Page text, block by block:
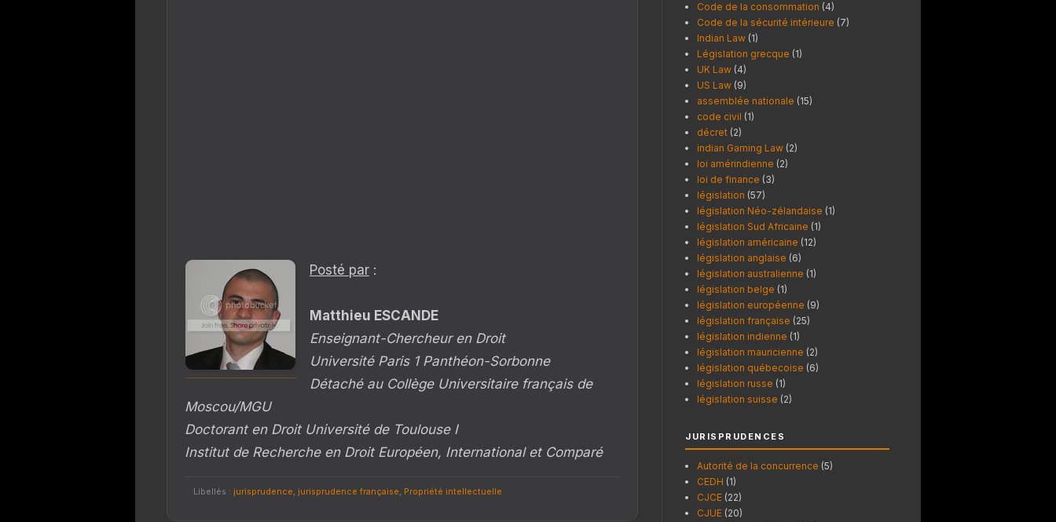
Posté par :
Matthieu ESCANDE
Enseignant-Chercheur en Droit
Université Paris 1 Panthéon-Sorbonne
Détaché au Collège Universitaire français de
Moscou/MGU
Doctorant en Droit Université de Toulouse I
Institut de Recherche en Droit Européen, International et Comparé
Libellés : jurisprudence, jurisprudence française, Propriété intellectuelle
Code de la consommation (4)
Code de la sécurité intérieure (7)
Indian Law (1)
Législation grecque (1)
UK Law (4)
US Law (9)
assemblée nationale (15)
code civil (1)
décret (2)
indian Gaming Law (2)
loi amérindienne (2)
loi de finance (3)
législation (57)
législation Néo-zélandaise (1)
législation Sud Africaine (1)
législation américaine (12)
législation anglaise (6)
législation australienne (1)
législation belge (1)
législation européenne (9)
législation française (25)
législation indienne (1)
législation mauricienne (2)
législation québecoise (6)
législation russe (1)
législation suisse (2)
JURISPRUDENCES
Autorité de la concurrence (5)
CEDH (1)
CJCE (22)
CJUE (20)